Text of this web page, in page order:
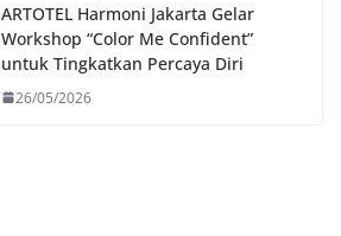
ARTOTEL Harmoni Jakarta Gelar
Workshop “Color Me Confident”
untuk Tingkatkan Percaya Diri
26/05/2026